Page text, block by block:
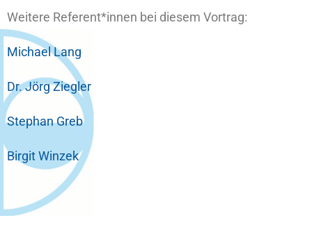
Weitere Referent*innen bei diesem Vortrag:
Michael Lang
Dr. Jörg Ziegler
Stephan Greb
Birgit Winzek